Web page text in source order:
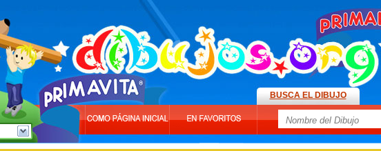
BUSCA EL DIBUJO